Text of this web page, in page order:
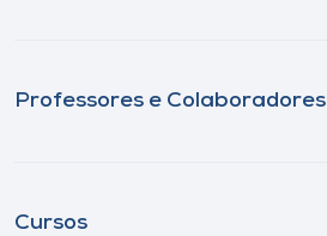
Professores e Colaboradores
Cursos